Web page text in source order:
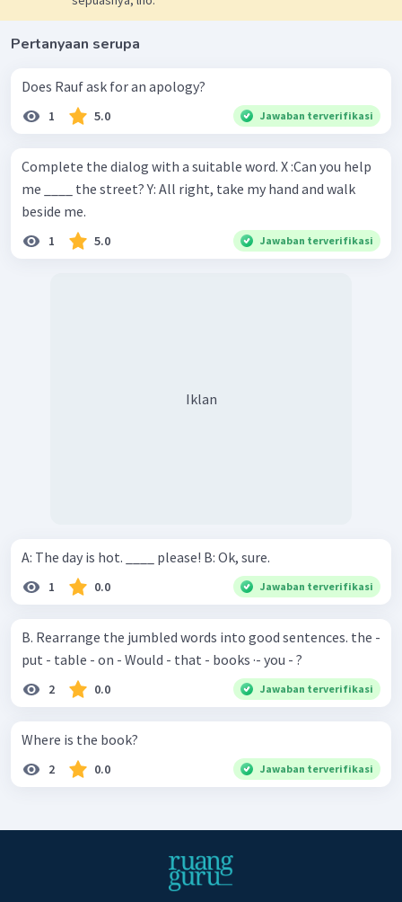
Pertanyaan serupa
Does Rauf ask for an apology?
1 5.0 Jawaban terverifikasi
Complete the dialog with a suitable word. X :Can you help
me ____ the street? Y: All right, take my hand and walk
beside me.
1 5.0 Jawaban terverifikasi
Iklan
A: The day is hot. ____ please! B: Ok, sure.
1 0.0 Jawaban terverifikasi
B. Rearrange the jumbled words into good sentences. the -
put - table - on - Would - that - books ·- you - ?
2 0.0 Jawaban terverifikasi
Where is the book?
2 0.0 Jawaban terverifikasi